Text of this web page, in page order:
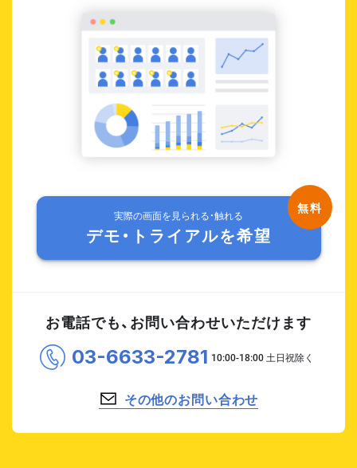
実際の画面を見られる・触れる
デモ・トライアルを希望
お電話でも、お問い合わせいただけます
03-6633-2781
その他のお問い合わせ